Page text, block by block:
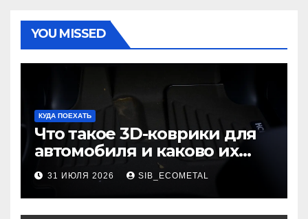
YOU MISSED
КУДА ПОЕХАТЬ
Что такое 3D-коврики для
автомобиля и каково их
основное назначение
31 ИЮЛЯ 2026 SIB_ECOMETAL